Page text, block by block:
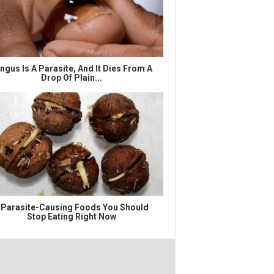
Is A Parasite, And It Dies From A
Drop Of Plain...
Causing Foods You Should
Stop Eating Right Now